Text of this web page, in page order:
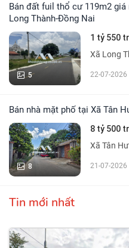
Bán đất fuil thổ cư 119m2 giá rẻ chỉ 1 tỷ 550 ngay cổng KCN
Long Thành-Đồng Nai
5
1 tỷ 550
Xã Long
22-07-2026
8
8 tỷ 500
Xã Tân
21-07-2026
Tin mới nhất